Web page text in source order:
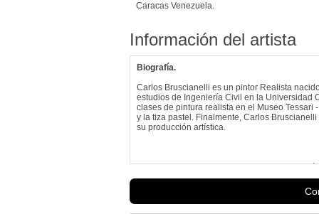
Caracas Venezuela.
Información del artista
Biografía.
Carlos Bruscianelli es un pintor Realista
estudios de Ingeniería Civil en la Universidad
clases de pintura realista en el Museo
y la tiza pastel. Finalmente, Carlos
su producción artística.
En el Museo Tessari ? Rizzo inicia su
ese periodo, el participa en el salón anual en
Simultáneamente el participó en el salón
consecutivas y obteniendo dos menciones
logra ser finalista en el año 2012.